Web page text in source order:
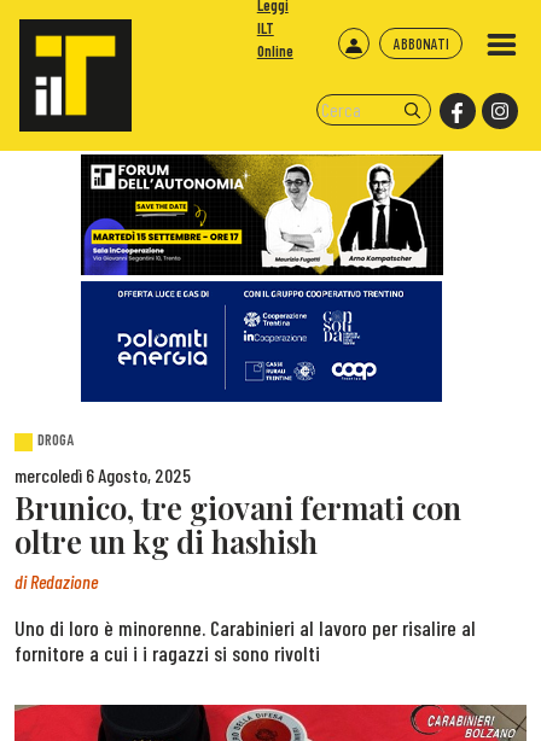
ABBONATI
Leggi
ILT
Online
DROGA
mercoledì 6 Agosto, 2025
Brunico, tre giovani fermati con
oltre un kg di hashish
diRedazione
Uno di loro è minorenne. Carabinieri al lavoro per risalire al
fornitore a cui i i ragazzi si sono rivolti